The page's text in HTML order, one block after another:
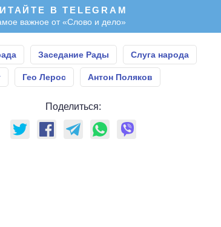
В TELEGRAM
важное от «Слово и дело»
Заседание Рады Слуга народа
Гео Лерос Антон Поляков
Поделиться: